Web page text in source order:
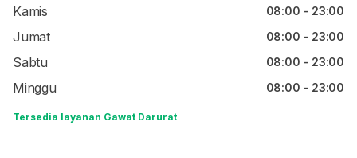
Kamis 08:00 - 23:00
Jumat 08:00 - 23:00
Sabtu 08:00 - 23:00
Minggu 08:00 - 23:00
Tersedia layanan Gawat Darurat